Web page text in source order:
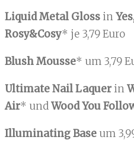
Liquid Metal Gloss in
Rosy&Cosy* je 3,79 Euro
Blush Mousse* um 3,79
Ultimate Nail Laquerin
Air* undWood You
Illuminating Base um